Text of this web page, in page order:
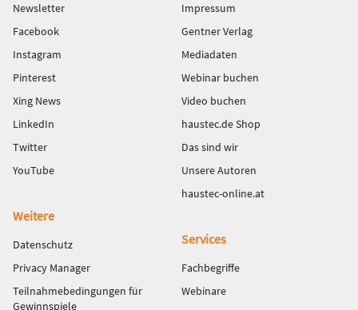
Newsletter
Facebook
Instagram
Pinterest
Xing News
LinkedIn
Twitter
YouTube
Impressum
Gentner Verlag
Mediadaten
Webinar buchen
Video buchen
haustec.de Shop
Das sind wir
Unsere Autoren
haustec-online.at
Weitere
Datenschutz
Privacy Manager
Teilnahmebedingungen für
Gewinnspiele
Services
Fachbegriffe
Webinare